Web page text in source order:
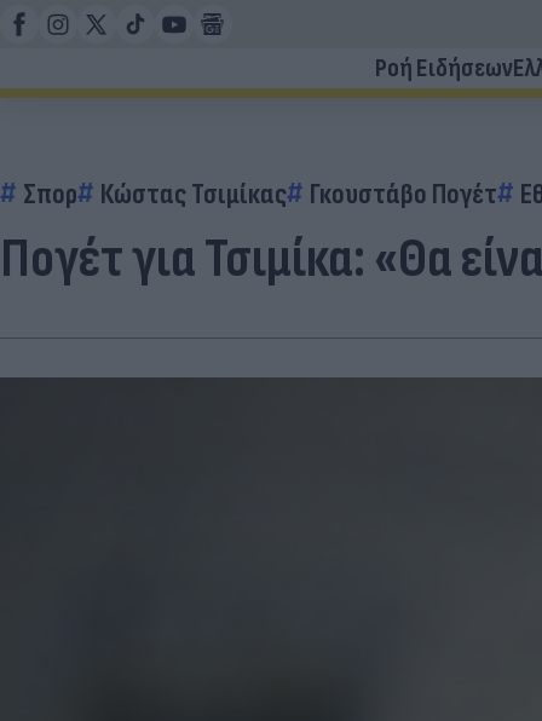
Ροή Ειδήσεων
Σπορ Κώστας Τσιμίκας Γκουστάβο Πογέτ
Πογέτ για Τσιμίκα: «Θα